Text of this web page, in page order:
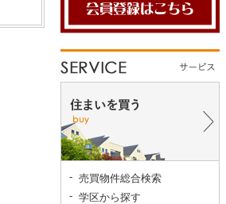
売買物件総合検索
学区から探す